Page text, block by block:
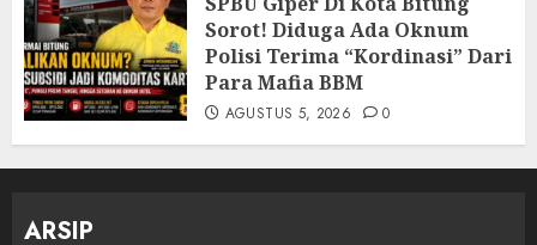
Sorot! Diduga Ada Oknum
Polisi Terima “Kordinasi” Dari
Para Mafia BBM
AGUSTUS 5, 2026 0
ARSIP